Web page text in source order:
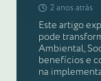
2 anos atrás
Este artigo
pode
Ambiental,
benefícios e
na